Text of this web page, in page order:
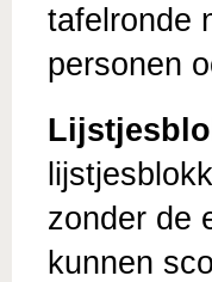
tafelronde
personen
zonder de
kunnen